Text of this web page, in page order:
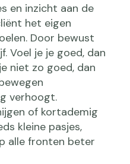
en inzicht aan de
het eigen
Door bewust
Voel je je goed, dan
niet zo goed, dan
verhoogt.
of kortademig
kleine pasjes,
alle fronten beter